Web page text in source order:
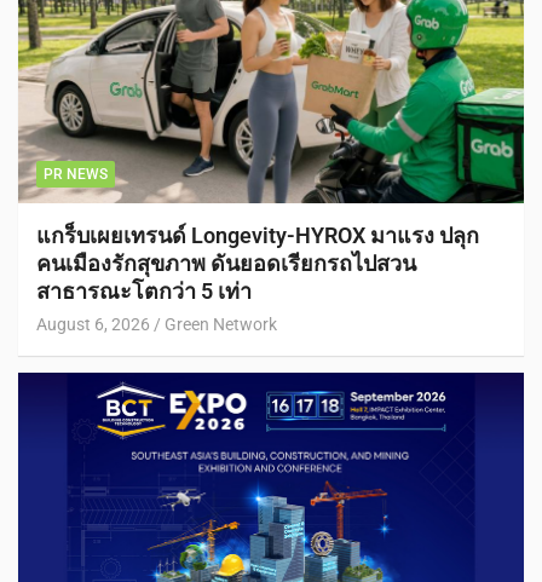
PR NEWS
แกร็บเผยเทรนด์ Longevity-HYROX มาแรง ปลุก
คนเมืองรักสุขภาพ ดันยอดเรียกรถไปสวน
สาธารณะโตกว่า 5 เท่า
August 6, 2026 Green Network